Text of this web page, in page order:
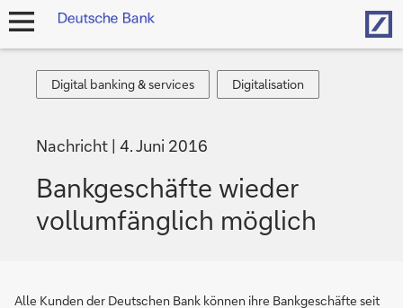
Navigation
Digital
banking
services
Digital banking & services
Digitalisation
Digitalisation
Nachricht 4. Juni 2016
Bankgeschäfte wieder
vollumfänglich möglich
Alle Kunden der Deutschen Bank können ihre Bankgeschäfte seit